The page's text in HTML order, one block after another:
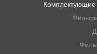
Комплектующие